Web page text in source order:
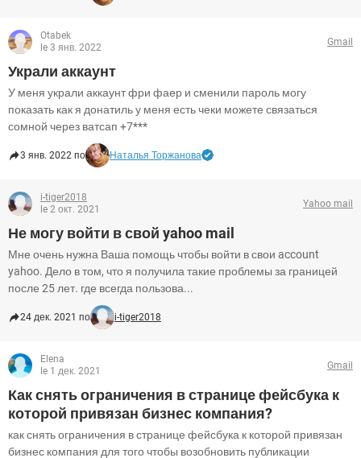
Otabek
le 3 янв. 2022
Gmail
Украли аккаунт
У меня украли аккаунт фри фаер и сменили пароль могу
показать как я донатиль у меня есть чеки можете связаться
сомной через ватсап +7***
3 янв. 2022 по Наталья Торжанова
i-tiger2018
le 2 окт. 2021
Yahoo mail
Не могу войти в свой yahoo mail
Мне очень нужна Ваша помощь чтобы войти в свои account
yahoo. Дело в том, что я получила такие проблемы за границей
после 25 лет. где всегда пользова...
24 дек. 2021 по i-tiger2018
Elena
le 1 дек. 2021
Gmail
Как снять ограничения в странице фейсбука к
которой привязан бизнес компания?
как снять ограничения в странице фейсбука к которой привязан
бизнес компания для того чтобы возобновить публикации